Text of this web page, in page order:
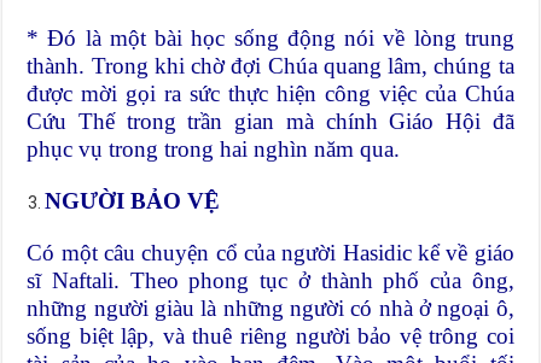
* Đó là một bài học sống động nói về lòng trung
thành. Trong khi chờ đợi Chúa quang lâm, chúng ta
được mời gọi ra sức thực hiện công việc của Chúa
Cứu Thế trong trần gian mà chính Giáo Hội đã
phục vụ trong trong hai nghìn năm qua.
NGƯỜI BẢO VỆ
Có một câu chuyện cổ của người Hasidic kể về giáo
sĩ Naftali. Theo phong tục ở thành phố của ông,
những người giàu là những người có nhà ở ngoại ô,
sống biệt lập, và thuê riêng người bảo vệ trông coi